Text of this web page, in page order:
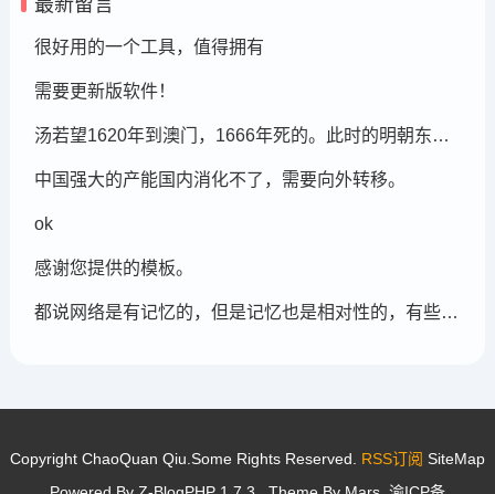
最新留言
很好用的一个工具，值得拥有
需要更新版软件！
汤若望1620年到澳门，1666年死的。此时的明朝东北地区已经被后金国成立了，在明朝灭亡的崇祯年间，汤若望还能和明朝天文学家一起到东北地区做这个制定历法的比赛，很强大啊。鹤岗，在今天的黑龙江省东部的鹤岗市
中国强大的产能国内消化不了，需要向外转移。
ok
感谢您提供的模板。
都说网络是有记忆的，但是记忆也是相对性的，有些记忆可能被屏蔽，也可能被遗忘。
Copyright ChaoQuan Qiu.Some Rights Reserved. RSS订阅 SiteMap